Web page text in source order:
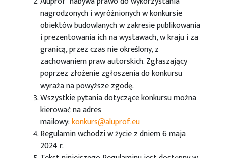
nagrodzonych i wyróżnionych w konkursie
obiektów budowlanych w zakresie publikowania
i prezentowania ich na wystawach, w kraju i za
granicą, przez czas nie określony, z
zachowaniem praw autorskich. Zgłaszający
poprzez złożenie zgłoszenia do konkursu
wyraża na powyższe zgodę.
Wszystkie pytania dotyczące konkursu można
kierować na adres
mailowy:konkurs@aluprof.eu
Regulamin wchodzi w życie z dniem 6 maja
2024 r.